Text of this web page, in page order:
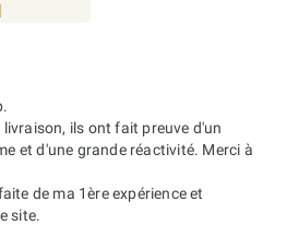
ils ont fait preuve d'un
et d'une grande réactivité. Merci à
de ma 1ère expérience et
site.